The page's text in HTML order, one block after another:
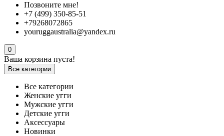
Позвоните мне!
+7 (499) 350-85-51
+79268072865
youruggaustralia@yandex.ru
0
Ваша корзина пуста!
Все категории
Все категории
Женские угги
Мужские угги
Детские угги
Аксессуары
Новинки